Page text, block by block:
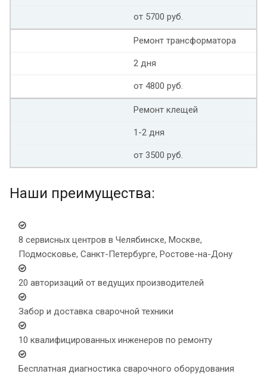
от 5700 руб.
Ремонт трансформатора
2 дня
от 4800 руб.
Ремонт клещей
1-2 дня
от 3500 руб.
Наши преимущества:
8 сервисных центров в Челябинске, Москве,
Подмосковье, Санкт-Петербурге, Ростове-на-Дону
20 авторизаций от ведущих производителей
Забор и доставка сварочной техники
10 квалифицированных инженеров по ремонту
Бесплатная диагностика сварочного оборудования